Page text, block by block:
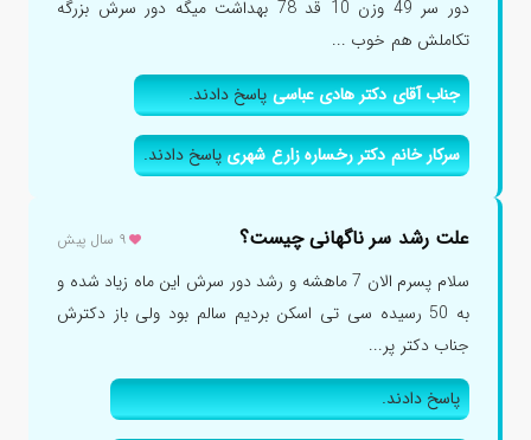
دور سر 49 وزن 10 قد 78 بهداشت میگه دور سرش بزرگه
تکاملش هم خوب ...
جناب آقای دکتر هادی عباسیپاسخ دادند.
سرکار خانم دکتر رخساره زارع شهریپاسخ دادند.
علت رشد سر ناگهانی چیست؟ ۹ سال پیش
سلام پسرم الان 7 ماهشه و رشد دور سرش این ماه زیاد شده و
به 50 رسیده سی تی اسکن بردیم سالم بود ولی باز دکترش
جناب دکتر پر...
پاسخ دادند.